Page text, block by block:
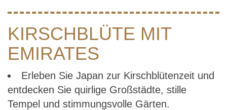
KIRSCHBLÜTE MIT
EMIRATES
Erleben Sie Japan zur Kirschblütenzeit und
entdecken Sie quirlige Großstädte, stille
Tempel und stimmungsvolle Gärten.